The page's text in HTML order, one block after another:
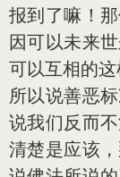
报到了嘛！
因可以未来
可以互相的这
所以说善恶
说我们反而
清楚是应该